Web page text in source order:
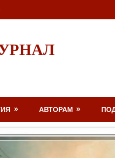
АВТОРАМ